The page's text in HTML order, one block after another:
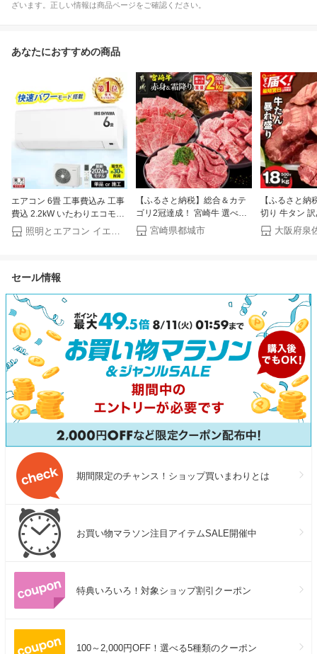
ざいます。正しい情報は商品ページをご確認ください。
あなたにおすすめの商品
エアコン 6畳 工事費込み 工事
費込 2.2kW いたわりエコモー
ド プラス 快速パワー機能 時
短 時短で冷暖房 電気代 削減
アイリスオーヤマ * クーラー
照明とエアコン イエプロ
【ふるさと納税】総合＆カテ
ゴリ2冠達成！ 宮崎牛 選べる
部位＆カット (赤身＆霜降
り)or(赤身のみ) 500g 1kg
宮崎県都城市
【ふるさと納
切り 牛タン
牛たん うなぎ
べ セット プ
送料無料
大阪府泉
セール情報
期間限定のチャンス！ショップ買いまわりとは
お買い物マラソン注目アイテムSALE開催中
特典いろいろ！対象ショップ割引クーポン
100～2,000円OFF！選べる5種類のクーポン